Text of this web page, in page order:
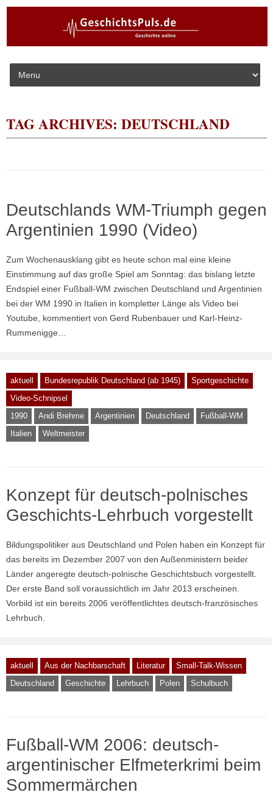
Skip to content
TAG ARCHIVES: DEUTSCHLAND
Deutschlands WM-Triumph gegen
Argentinien 1990 (Video)
Zum Wochenausklang gibt es heute schon mal eine kleine
Einstimmung auf das große Spiel am Sonntag: das bislang letzte
Endspiel einer Fußball-WM zwischen Deutschland und Argentinien
bei der WM 1990 in Italien in kompletter Länge als Video bei
Youtube, kommentiert von Gerd Rubenbauer und Karl-Heinz-
Rummenigge…
aktuell Bundesrepublik Deutschland (ab 1945)
Sportgeschichte
Video-Schnipsel
1990
Andi Brehme Argentinien Deutschland
Fußball-WM
Italien
Weltmeister
Konzept für deutsch-polnisches
Geschichts-Lehrbuch vorgestellt
Bildungspolitiker aus Deutschland und Polen haben ein Konzept für
das bereits im Dezember 2007 von den Außenministern beider
Länder angeregte deutsch-polnische Geschichtsbuch vorgestellt.
Der erste Band soll voraussichtlich im Jahr 2013 erscheinen.
Vorbild ist ein bereits 2006 veröffentlichtes deutsch-französisches
Lehrbuch.
aktuell Aus der Nachbarschaft Literatur
Small-Talk-Wissen
Deutschland
Geschichte Lehrbuch Polen Schulbuch
Fußball-WM 2006: deutsch-
argentinischer Elfmeterkrimi beim
Sommermärchen